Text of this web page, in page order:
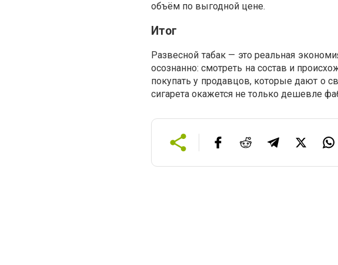
объём по выгодной цене.
Итог
Развесной табак — это реальная
осознанно: смотреть на состав и
покупать у продавцов, которые дают о
сигарета окажется не только дешевле